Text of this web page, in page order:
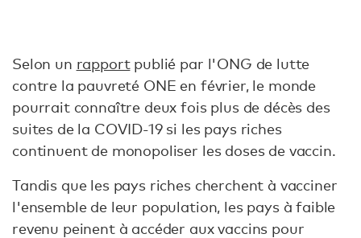
Selon un rapportpublié par l'ONG de lutte
contre la pauvreté ONE en février, le monde
pourrait connaître deux fois plus de décès des
suites de la COVID-19 si les pays riches
continuent de monopoliser les doses de vaccin.
Tandis que les pays riches cherchent à vacciner
l'ensemble de leur population, les pays à faible
revenu peinent à accéder aux vaccins pour